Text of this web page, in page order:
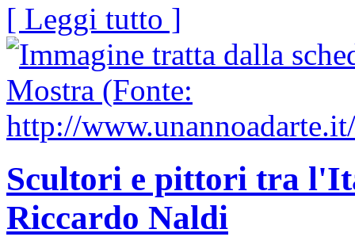
[ Leggi tutto ]
Scultori e pittori tra
Riccardo Naldi